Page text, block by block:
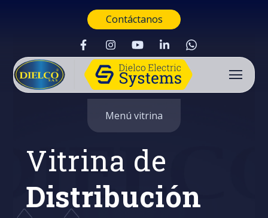
Contáctanos
Menú vitrina
Vitrina de
Distribución